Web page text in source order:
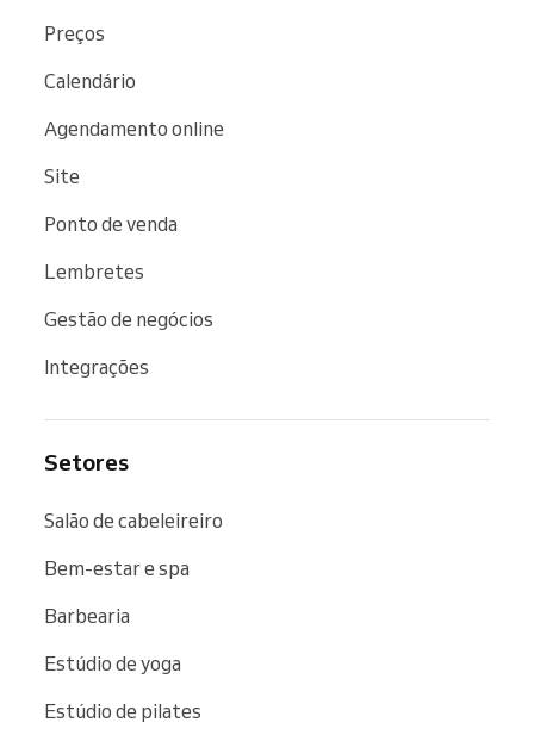
Preços
Calendário
Agendamento online
Site
Ponto de venda
Lembretes
Gestão de negócios
Integrações
Setores
Salão de cabeleireiro
Bem-estar e spa
Barbearia
Estúdio de yoga
Estúdio de pilates